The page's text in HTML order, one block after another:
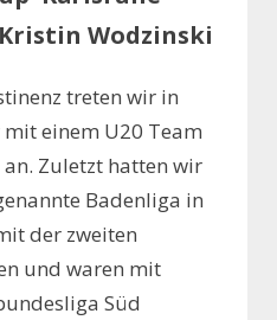
Kristin Wodzinski
treten wir in
einem U20 Team
Zuletzt hatten wir
Badenliga in
der zweiten
und waren mit
Süd